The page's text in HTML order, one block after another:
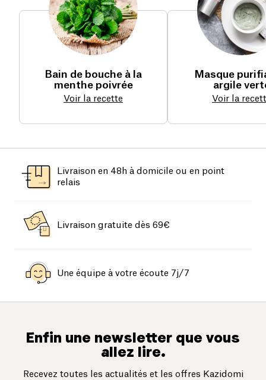
Bain de bouche à la
menthe poivrée
Voir la recette
Masque
argile
Voir la
Livraison en 48h à domicile ou en point
relais
Livraison gratuite dès 69€
Une équipe à votre écoute 7j/7
Enfin une newsletter que vous
allez lire.
Recevez toutes les actualités et les offres Kazidomi